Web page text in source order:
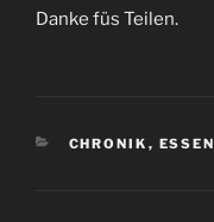
Danke füs Teilen.
KATEGORIEN
CHRONIK , ESSEN